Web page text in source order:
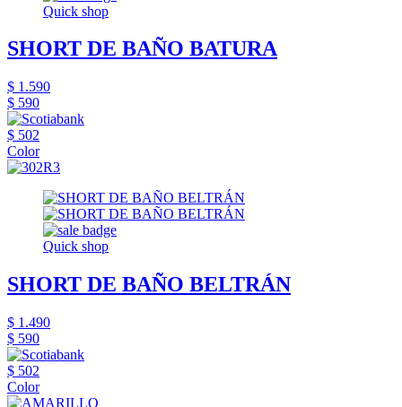
Quick shop
SHORT DE BAÑO BATURA
$ 1.590
$ 590
$ 502
Color
Quick shop
SHORT DE BAÑO BELTRÁN
$ 1.490
$ 590
$ 502
Color